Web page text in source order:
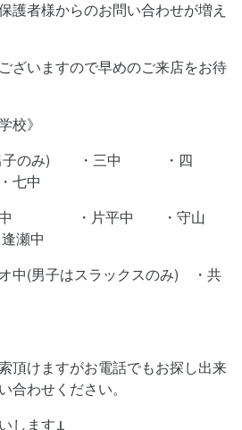
護者様からのお問い合わせが増え
ざいますので早めのご来店をお待
校》
子のみ) ・三中 ・四
中
田中 ・片平中 ・守山
瀬中
(男子はスラックスのみ) ・共
頂けますがお電話でもお探し出来
合わせください。
します↓